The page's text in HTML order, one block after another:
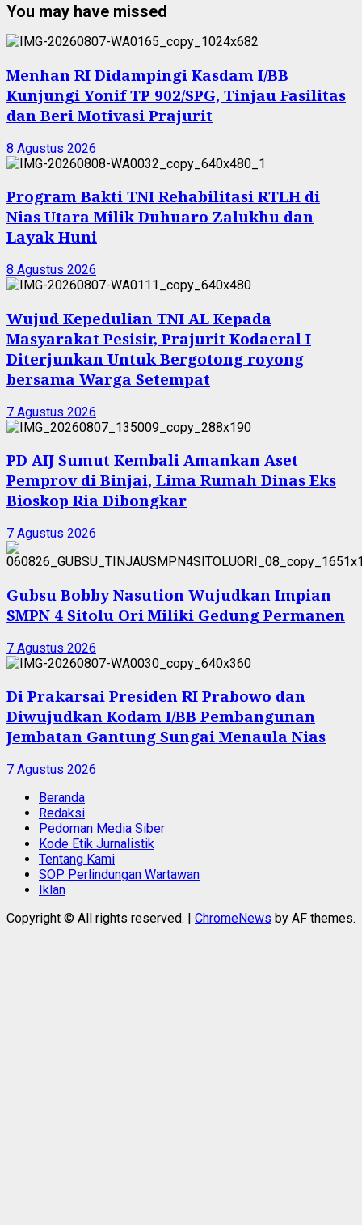
You may have missed
Menhan RI Didampingi Kasdam I/BB
Kunjungi Yonif TP 902/SPG, Tinjau Fasilitas
dan Beri Motivasi Prajurit
8 Agustus 2026
Program Bakti TNI Rehabilitasi RTLH di
Nias Utara Milik Duhuaro Zalukhu dan
Layak Huni
8 Agustus 2026
Wujud Kepedulian TNI AL Kepada
Masyarakat Pesisir, Prajurit Kodaeral I
Diterjunkan Untuk Bergotong royong
bersama Warga Setempat
7 Agustus 2026
PD AIJ Sumut Kembali Amankan Aset
Pemprov di Binjai, Lima Rumah Dinas Eks
Bioskop Ria Dibongkar
7 Agustus 2026
Gubsu Bobby Nasution Wujudkan Impian
SMPN 4 Sitolu Ori Miliki Gedung Permanen
7 Agustus 2026
Di Prakarsai Presiden RI Prabowo dan
Diwujudkan Kodam I/BB Pembangunan
Jembatan Gantung Sungai Menaula Nias
7 Agustus 2026
Beranda
Redaksi
Pedoman Media Siber
Kode Etik Jurnalistik
Tentang Kami
SOP Perlindungan Wartawan
Iklan
Copyright © All rights reserved. | ChromeNews by AF themes.